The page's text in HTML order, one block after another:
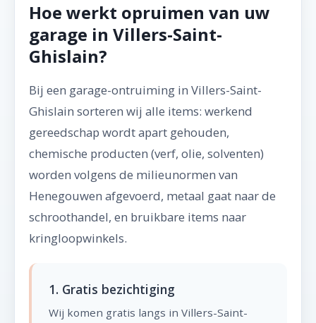
Hoe werkt opruimen van uw
garage in Villers-Saint-
Ghislain?
Bij een garage-ontruiming in Villers-Saint-
Ghislain sorteren wij alle items: werkend
gereedschap wordt apart gehouden,
chemische producten (verf, olie, solventen)
worden volgens de milieunormen van
Henegouwen afgevoerd, metaal gaat naar de
schroothandel, en bruikbare items naar
kringloopwinkels.
1. Gratis bezichtiging
Wij komen gratis langs in Villers-Saint-